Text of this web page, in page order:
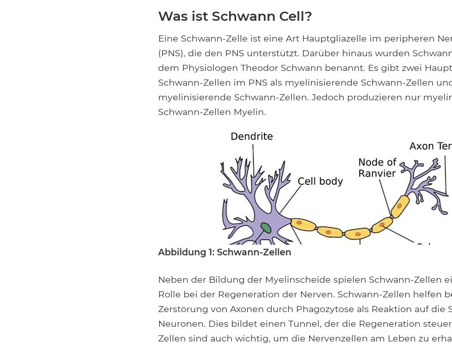
Was ist Schwann Cell?
Eine Schwann-Zelle ist eine Art Hauptgliazelle im peripheren
(PNS), die den PNS unterstützt. Darüber hinaus wurden
dem Physiologen Theodor Schwann benannt. Es gibt zwei
Schwann-Zellen im PNS als myelinisierende Schwann-Zellen
myelinisierende Schwann-Zellen. Jedoch produzieren nur
Schwann-Zellen Myelin.
Abbildung 1: Schwann-Zellen
Neben der Bildung der Myelinscheide spielen Schwann-Zellen
Rolle bei der Regeneration der Nerven. Schwann-Zellen helfen
Zerstörung von Axonen durch Phagozytose als Reaktion auf die
Neuronen. Dies bildet einen Tunnel, der die Regeneration
Zellen sind auch wichtig, um die Nervenzellen am Leben zu